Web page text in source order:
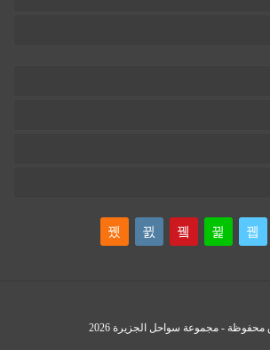
- مجموعة سواحل الجزيرة 2026